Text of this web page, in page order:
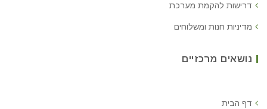
דרישות להקמת מערכת
מדיניות חנות ומשלוחים
נושאים מרכזיים
דף הבית